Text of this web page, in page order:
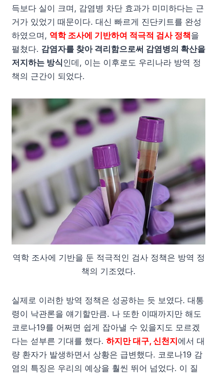
득보다 실이 크며, 감염병 차단 효과가 미미하다는 근
거가 있었기 때문이다. 대신 빠르게 진단키트를 완성
하였으며, 역학 조사에 기반하여 적극적 검사 정책을
펼쳤다. 감염자를 찾아 격리함으로써 감염병의 확산을
저지하는 방식 인데, 이는 이후로도 우리나라 방역 정
책의 근간이 되었다.
역학 조사에 기반을 둔 적극적인 검사 정책은 방역 정
책의 기조였다.
실제로 이러한 방역 정책은 성공하는 듯 보였다. 대통
령이 낙관론을 얘기할만큼. 나 또한 이때까지만 해도
코로나19를 어쩌면 쉽게 잡아낼 수 있을지도 모르겠
다는 섣부른 기대를 했다. 하지만 대구, 신천지 에서 대
량 환자가 발생하면서 상황은 급변했다. 코로나19 감
염의 특징은 우리의 예상을 훨씬 뛰어 넘었다. 이 질